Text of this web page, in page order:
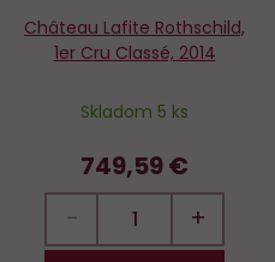
Château Lafite Rothschild,
1er Cru Classé, 2014
Skladom 5 ks
749,59 €
− +